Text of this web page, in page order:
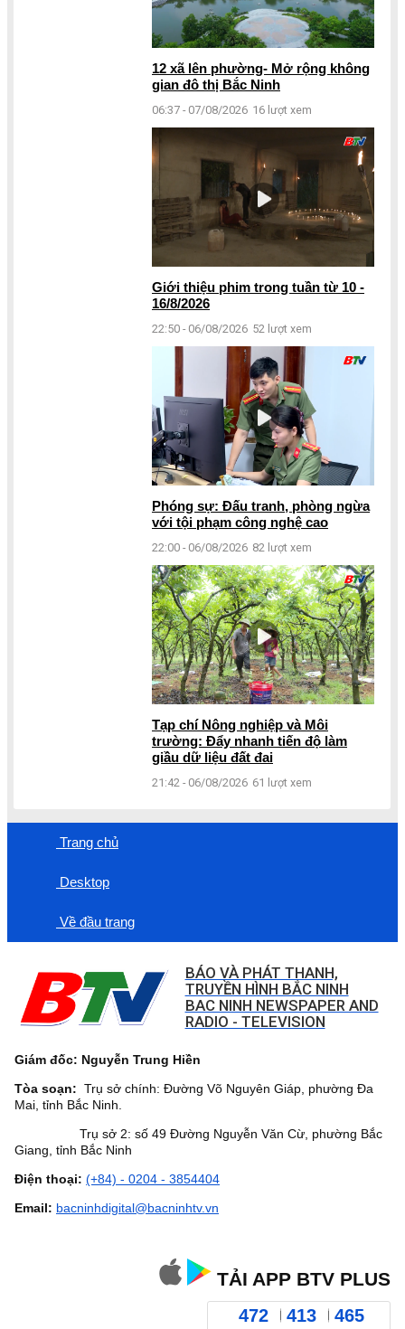
12 xã lên phường- Mở rộng không
gian đô thị Bắc Ninh
06:37 - 07/08/2026 16 lượt xem
Giới thiệu phim trong tuần từ 10 -
16/8/2026
22:50 - 06/08/2026 52 lượt xem
Phóng sự: Đấu tranh, phòng ngừa
với tội phạm công nghệ cao
22:00 - 06/08/2026 82 lượt xem
Tạp chí Nông nghiệp và Môi
trường: Đẩy nhanh tiến độ làm
giầu dữ liệu đất đai
21:42 - 06/08/2026 61 lượt xem
Trang chủ
Desktop
Về đầu trang
BÁO VÀ PHÁT THANH,
TRUYỀN HÌNH BẮC NINH
BAC NINH NEWSPAPER AND
RADIO - TELEVISION
Giám đốc: Nguyễn Trung Hiền
Tòa soạn: Trụ sở chính: Đường Võ Nguyên Giáp, phường Đa
Mai, tỉnh Bắc Ninh.
Trụ sở 2: số 49 Đường Nguyễn Văn Cừ, phường Bắc
Giang, tỉnh Bắc Ninh
Điện thoại: (+84) - 0204 - 3854404
Email: bacninhdigital@bacninhtv.vn
TẢI APP BTV PLUS
472 413 465